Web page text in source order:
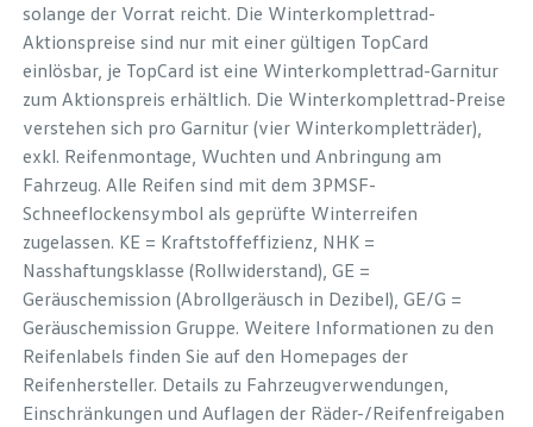
solange der Vorrat reicht. Die Winterkomplettrad-
Aktionspreise sind nur mit einer gültigen TopCard
einlösbar, je TopCard ist eine Winterkomplettrad-Garnitur
zum Aktionspreis erhältlich. Die Winterkomplettrad-Preise
verstehen sich pro Garnitur (vier Winterkompletträder),
exkl. Reifenmontage, Wuchten und Anbringung am
Fahrzeug. Alle Reifen sind mit dem 3PMSF-
Schneeflockensymbol als geprüfte Winterreifen
zugelassen. KE = Kraftstoffeffizienz, NHK =
Nasshaftungsklasse (Rollwiderstand), GE =
Geräuschemission (Abrollgeräusch in Dezibel), GE/G =
Geräuschemission Gruppe. Weitere Informationen zu den
Reifenlabels finden Sie auf den Homepages der
Reifenhersteller. Details zu Fahrzeugverwendungen,
Einschränkungen und Auflagen der Räder-/Reifenfreigaben